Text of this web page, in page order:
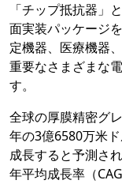
「チップ抵抗器」
面実装パッケージ
定機器、医療機器
重要なさまざまな
す。
全球の厚膜精密グ
年の3億6580万米
成長すると予測さ
年平均成長率（